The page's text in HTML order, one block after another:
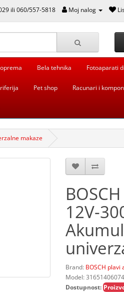
ili 060/557-5818 Moj nalog
Bela tehnika Fotoaparati
Pet shop Racunari i
makaze
12V-
Brand: BOSCH plavi
Model:
Dostupnost: